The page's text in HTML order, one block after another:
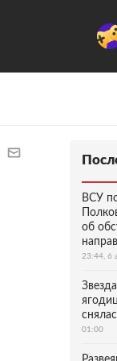
ВСУ
об
23:44, 6
01:00